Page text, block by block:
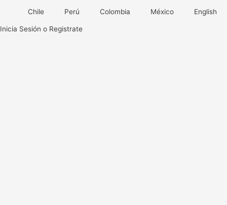
contenido
Chile Perú Colombia México English
Inicia Sesión o Registrate